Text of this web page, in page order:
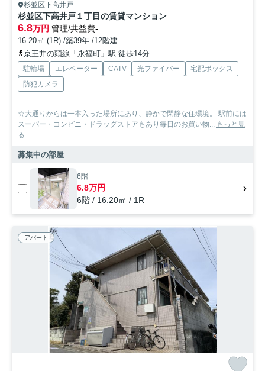
杉並区下高井戸
杉並区下高井戸１丁目の賃貸マンション
6.8万円 管理/共益費-
16.20㎡ (1R) /築39年 /12階建
京王井の頭線「永福町」駅 徒歩14分
駐輪場 エレベーター CATV 光ファイバー
宅配ボックス
防犯カメラ
☆大通りからは一本入った場所にあり、静かで閑静な住環境。 駅前には
スーパー・コンビニ・ドラッグストアもあり毎日のお買い物... もっと見
る
募集中の部屋
6階
6.8万円
6階 / 16.20㎡ / 1R
アパート